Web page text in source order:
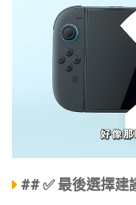
## ✅ 最後選擇建